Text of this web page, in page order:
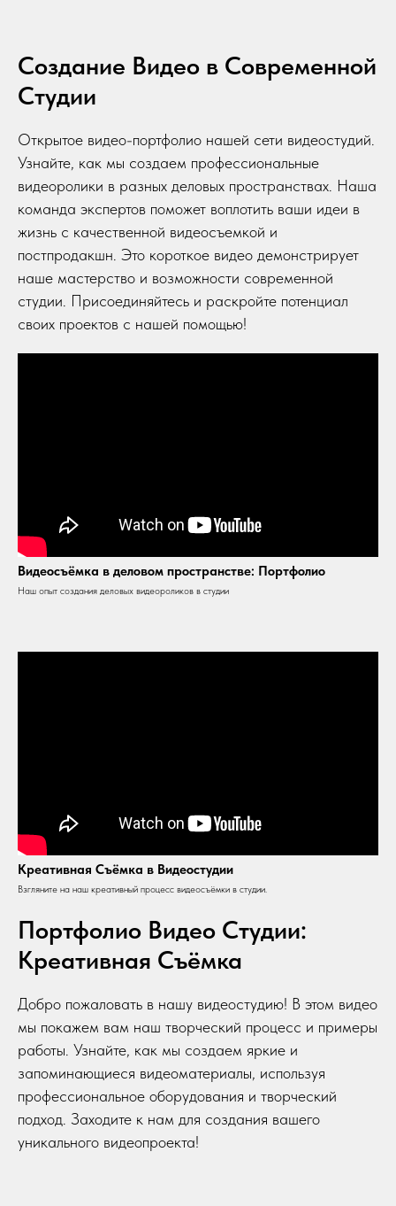
Создание Видео в Современной
Студии
Открытое видео-портфолио нашей сети видеостудий.
Узнайте, как мы создаем профессиональные
видеоролики в разных деловых пространствах. Наша
команда экспертов поможет воплотить ваши идеи в
жизнь с качественной видеосъемкой и
постпродакшн. Это короткое видео демонстрирует
наше мастерство и возможности современной
студии. Присоединяйтесь и раскройте потенциал
своих проектов с нашей помощью!
Видеосъёмка в деловом пространстве: Портфолио
Наш опыт создания деловых видеороликов в студии
Креативная Съёмка в Видеостудии
Взгляните на наш креативный процесс видеосъёмки в студии.
Портфолио Видео Студии:
Креативная Съёмка
Добро пожаловать в нашу видеостудию! В этом видео
мы покажем вам наш творческий процесс и примеры
работы. Узнайте, как мы создаем яркие и
запоминающиеся видеоматериалы, используя
профессиональное оборудования и творческий
подход. Заходите к нам для создания вашего
уникального видеопроекта!